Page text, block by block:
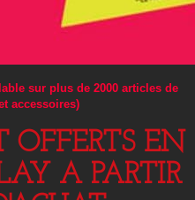
sur plus de 2000 articles de
accessoires)
OFFERTS EN
A PARTIR